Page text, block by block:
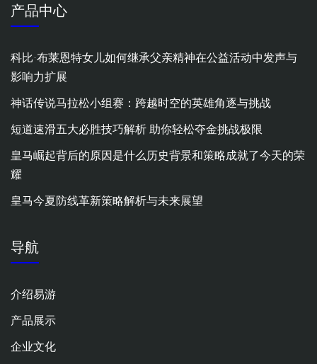
产品中心
科比·布莱恩特女儿如何继承父亲精神在公益活动中发声与
影响力扩展
神话传说马拉松小组赛：跨越时空的英雄角逐与挑战
短道速滑五大必胜技巧解析 助你轻松夺金挑战极限
皇马崛起背后的原因是什么历史背景和策略成就了今天的荣
耀
皇马今夏防线革新策略解析与未来展望
导航
介绍易游
产品展示
企业文化